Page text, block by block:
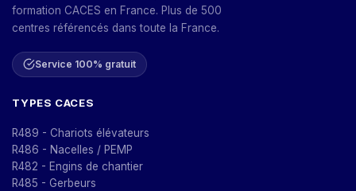
formation CACES en France. Plus de 500
centres référencés dans toute la France.
Service 100% gratuit
TYPES CACES
R489 - Chariots élévateurs
R486 - Nacelles / PEMP
R482 - Engins de chantier
R485 - Gerbeurs